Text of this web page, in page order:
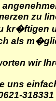
zu
kr�ftigen
als
wir
uns
318331